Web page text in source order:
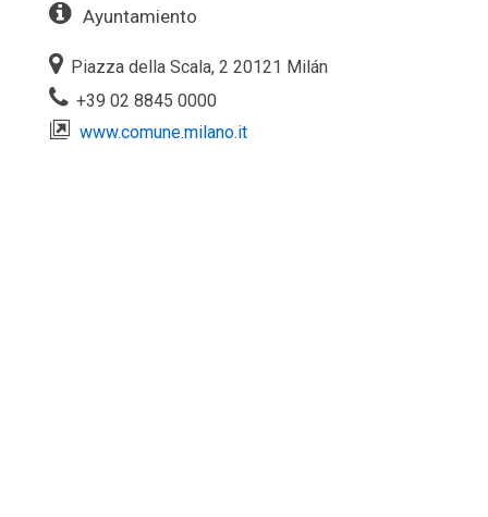
Ayuntamiento
Piazza della Scala, 2 20121 Milán
+39 02 8845 0000
www.comune.milano.it